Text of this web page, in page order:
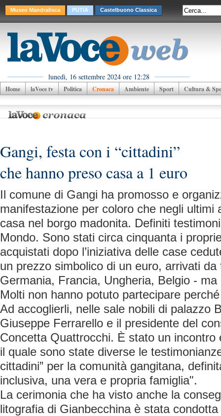
Museo Mandralisca PUTIA Castelbuono Classica
lunedì, 16 settembre 2024 ore 12:28
Home laVoce tv Politica Cronaca Ambiente Sport Cultura &
Gangi, festa con i “cittadini”
che hanno preso casa a 1 euro
Il comune di Gangi ha promosso e
manifestazione per coloro che negli ultimi
casa nel borgo madonita. Definiti
Mondo. Sono stati circa cinquanta i
acquistati dopo l’iniziativa delle case
un prezzo simbolico di un euro, arrivati
Germania, Francia, Ungheria, Belgio -
Molti non hanno potuto partecipare
Ad accoglierli, nelle sale nobili di palazzo
Giuseppe Ferrarello e il presidente del
Concetta Quattrocchi. È stato un incontro
il quale sono state diverse le
cittadini” per la comunità gangitana,
inclusiva, una vera e propria famiglia".
La cerimonia che ha visto anche la
litografia di Gianbecchina è stata